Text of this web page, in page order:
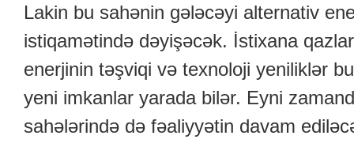
Lakin bu sahənin gələcəyi alternativ
istiqamətində dəyişəcək. İstixana
enerjinin təşviqi və texnoloji yeniliklər
yeni imkanlar yarada bilər. Eyni
sahələrində də fəaliyyətin davam